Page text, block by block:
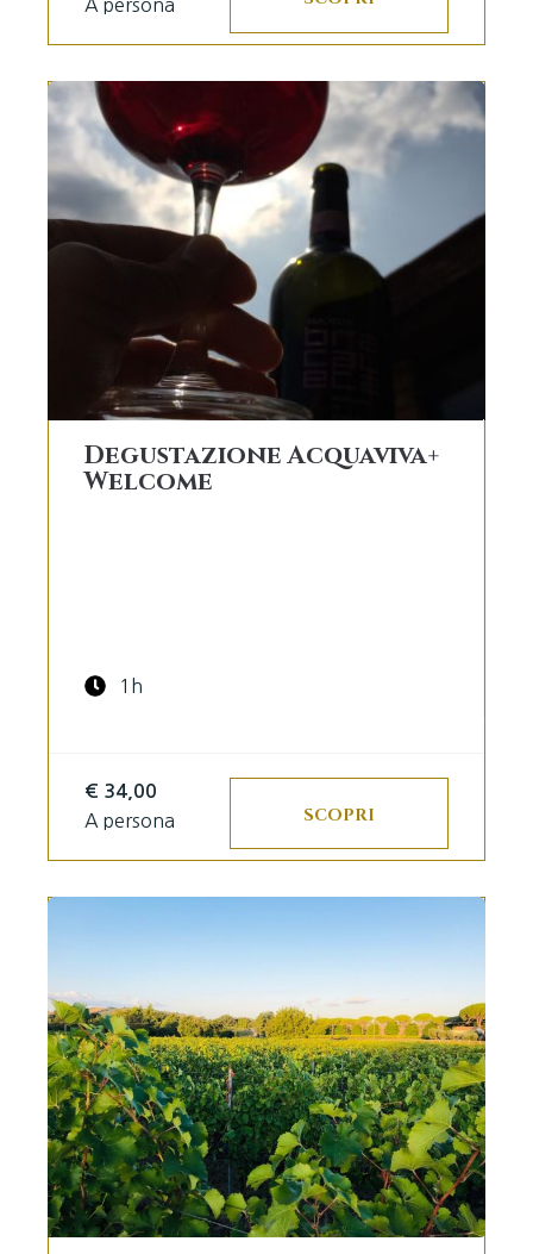
A persona
Degustazione Acquaviva+
Welcome
1h
€ 34,00
A persona SCOPRI